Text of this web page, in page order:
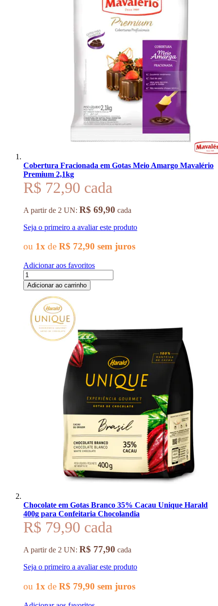
Cobertura Fracionada em Gotas Meio Amargo Mavalério
Premium 2,1kg
R$ 72,90
ou 1x de R$ 72,90 sem juros
A partir de 2 UN: R$ 69,90 cada
Seja o primeiro a avaliar este produto
Adicionar aos favoritos
Adicionar ao carrinho
Chocolate em Gotas Branco 35% Cacau Unique Harald
400g para Confeitaria Chocolandia
R$ 79,90
ou 1x de R$ 79,90 sem juros
A partir de 2 UN: R$ 77,90 cada
Seja o primeiro a avaliar este produto